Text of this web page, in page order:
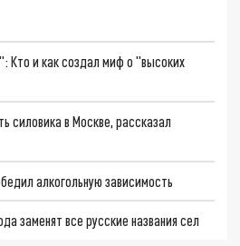
Кто и как создал миф о "высоких
силовика в Москве, рассказал
алкогольную зависимость
заменят все русские названия сел